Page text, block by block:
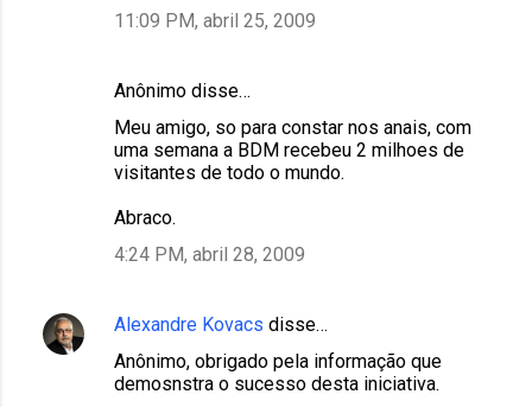
11:09 PM, abril 25, 2009
Anônimo disse…
Meu amigo, so para constar nos anais, com
uma semana a BDM recebeu 2 milhoes de
visitantes de todo o mundo.
Abraco.
4:24 PM, abril 28, 2009
Alexandre Kovacs disse…
Anônimo, obrigado pela informação que
demosnstra o sucesso desta iniciativa.